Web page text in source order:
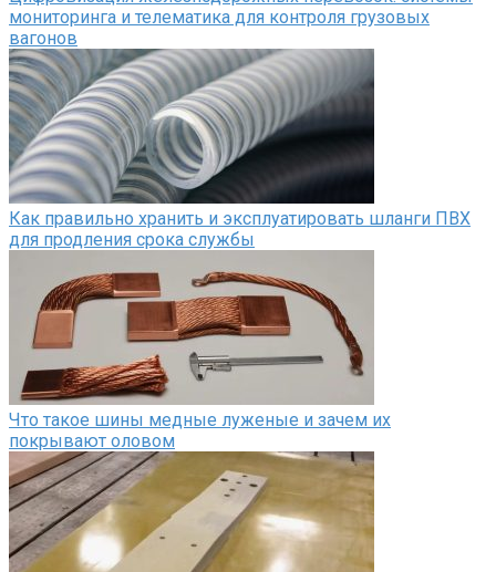
мониторинга и телематика для контроля грузовых
вагонов
Как правильно хранить и эксплуатировать шланги ПВХ
для продления срока службы
Что такое шины медные луженые и зачем их
покрывают оловом